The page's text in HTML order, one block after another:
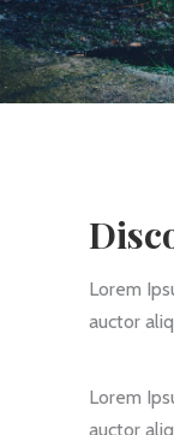
Lorem
auctor
Lorem
auctor